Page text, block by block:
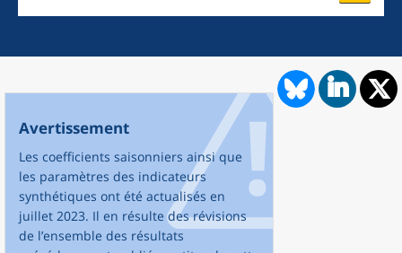
Avertissement
Les coefficients saisonniers ainsi que
les paramètres des indicateurs
synthétiques ont été actualisés en
juillet 2023. Il en résulte des révisions
de l’ensemble des résultats